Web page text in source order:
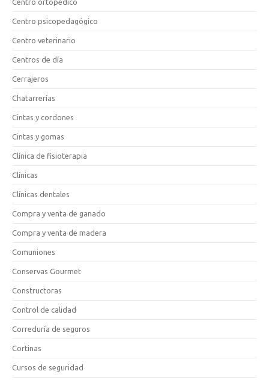
Centro psicopedagógico
Centro veterinario
Centros de día
Cerrajeros
Chatarrerías
Cintas y cordones
Cintas y gomas
Clínica de fisioterapia
Clínicas
Clínicas dentales
Compra y venta de ganado
Compra y venta de madera
Comuniones
Conservas Gourmet
Constructoras
Control de calidad
Correduría de seguros
Cortinas
Cursos de seguridad